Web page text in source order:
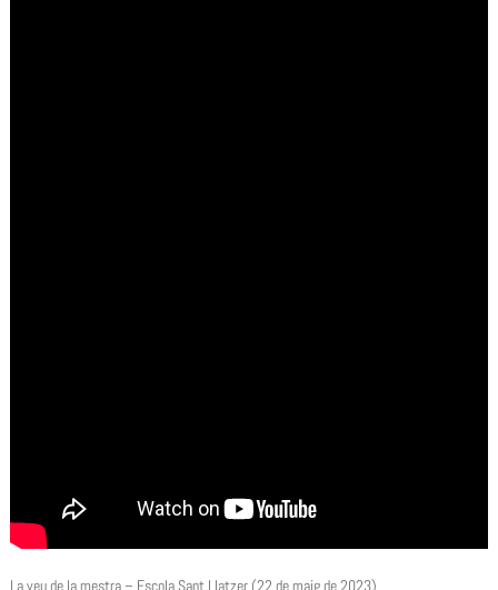
La veu de la mestra – Escola Sant Llatzer (22 de maig de 2023)